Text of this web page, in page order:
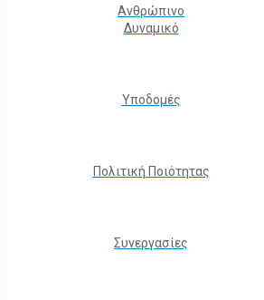
Ανθρώπινο
Δυναμικό
Υποδομές
Πολιτική Ποιότητας
Συνεργασίες